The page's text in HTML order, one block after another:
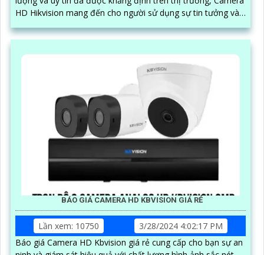
HD Hikvision mang đến cho người sử dụng sự tin tưởng và
an tâm
BÁO GIÁ CAMERA HD KBVISION GIÁ RẺ
Lần xem: 10750
3/28/2024 4:02:17 PM
Báo giá Camera HD Kbvision giá rẻ cung cấp cho bạn sự an